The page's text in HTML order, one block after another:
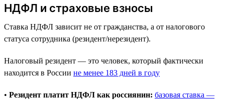
НДФЛ и страховые взносы
Ставка НДФЛ зависит не от гражданства, а от налогового
статуса сотрудника (резидент/нерезидент).
Налоговый резидент — это человек, который фактически
находится в России не менее 183 дней в году
• Резидент платит НДФЛ как россиянин: базовая ставка —